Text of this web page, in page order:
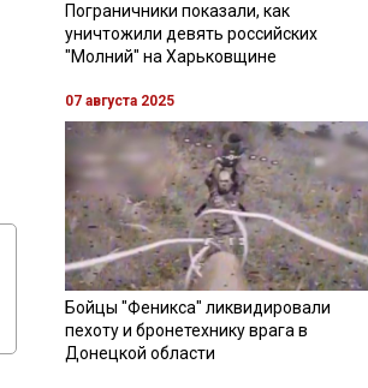
Пограничники показали, как
уничтожили девять российских
"Молний" на Харьковщине
07 августа 2025
Бойцы "Феникса" ликвидировали
пехоту и бронетехнику врага в
Донецкой области